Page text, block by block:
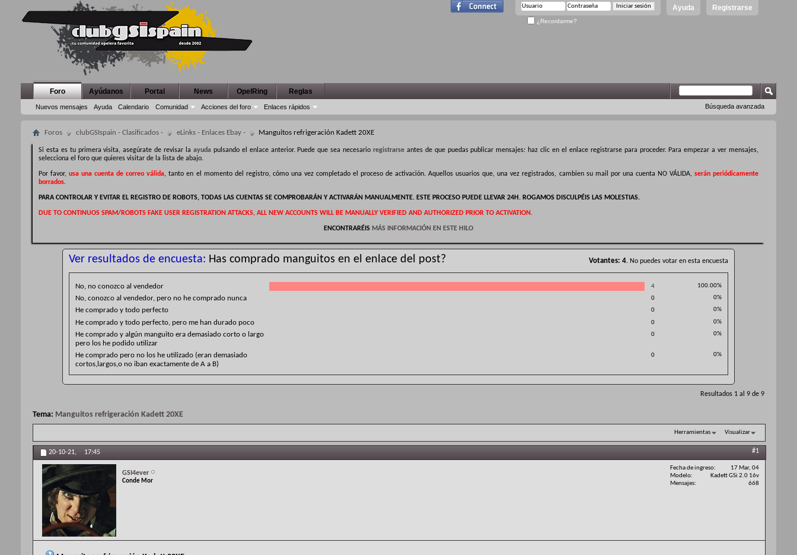
Registrarse
Ayuda
¿Recordarme?
Foro
Nuevos mensajes Ayuda Calendario Comunidad Acciones del foro Enlaces rápidos
Ayúdanos Portal News OpelRing Reglas
Búsqueda avanzada
Foros clubGSIspain - Clasificados - eLinks - Enlaces Ebay - Manguitos refrigeración Kadett 20XE
Si esta es tu primera visita, asegúrate de revisar la ayudapulsando el enlace anterior. Puede que sea necesarioregistrarse antes de que puedas publicar mensajes: haz clic en el enlace registrarse para proceder. Para empezar a ver mensajes,
selecciona el foro que quieres visitar de la lista de abajo.
Por favor,usa una cuenta de correo válida, tanto en el momento del registro, cómo una vez completado el proceso de activación. Aquellos usuarios que, una vez registrados, cambien su mail por una cuenta NO VÁLIDA, serán periódicamente
borrados.
PARA CONTROLAR Y EVITAR EL REGISTRO DE ROBOTS, TODAS LAS CUENTAS SE COMPROBARÁN Y ACTIVARÁN MANUALMENTE. ESTE PROCESO PUEDE LLEVAR 24H. ROGAMOS DISCULPÉIS LAS MOLESTIAS.
DUE TO CONTINUOS SPAM/ROBOTS FAKE USER REGISTRATION ATTACKS, ALL NEW ACCOUNTS WILL BE MANUALLY VERIFIED AND AUTHORIZED PRIOR TO ACTIVATION.
ENCONTRARÉIS MÁS INFORMACIÓN EN ESTE HILO
Ver resultados de encuesta: Has comprado manguitos en el enlace del post? Votantes 4. No puedes votar en esta encuesta
No, no conozco al vendedor 4 100.00%
No, conozco al vendedor, pero no he comprado nunca 0 0%
He comprado y todo perfecto 0 0%
He comprado y todo perfecto, pero me han durado poco 0 0%
He comprado y algún manguito era demasiado corto o largo
pero los he podido utilizar
0 0%
He comprado pero no los he utilizado (eran demasiado
cortos,largos,o no iban exactamente de A a B)
0 0%
Resultados 1 al 9 de 9
Tema: Manguitos refrigeración Kadett 20XE
Herramientas Visualizar
20-10-21, 17:45 #1
GSI4ever
Conde Mor
Fecha de ingreso
17 Mar, 04
Modelo
Kadett GSi 2.0 16v
Mensajes
668